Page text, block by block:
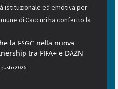
istituzionale ed emotiva per
di Caccuri ha conferito la
la FSGC nella nuova
tra FIFA+ e DAZN
2026